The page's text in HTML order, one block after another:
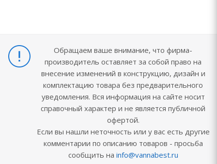
Обращаем ваше внимание, что фирма-
производитель оставляет за собой право на
внесение изменений в конструкцию, дизайн и
комплектацию товара без предварительного
уведомления. Вся информация на сайте носит
справочный характер и не является публичной
офертой.
Если вы нашли неточность или у вас есть другие
комментарии по описанию товаров - просьба
сообщить на info@vannabest.ru